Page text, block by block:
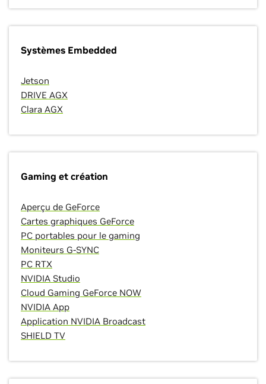
Systèmes Embedded
Jetson
DRIVE AGX
Clara AGX
Gaming et création
Aperçu de GeForce
Cartes graphiques GeForce
PC portables pour le gaming
Moniteurs G-SYNC
PC RTX
NVIDIA Studio
Cloud Gaming GeForce NOW
NVIDIA App
Application NVIDIA Broadcast
SHIELD TV